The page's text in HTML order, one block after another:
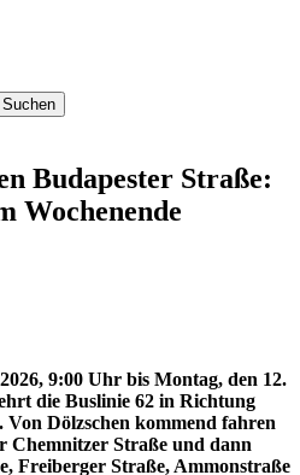
Suchen
Budapester Straße:
Wochenende
9:00 Uhr bis Montag, den 12.
die Buslinie 62 in Richtung
Dölzschen kommend fahren
Chemnitzer Straße und dann
Freiberger Straße, Ammonstraße